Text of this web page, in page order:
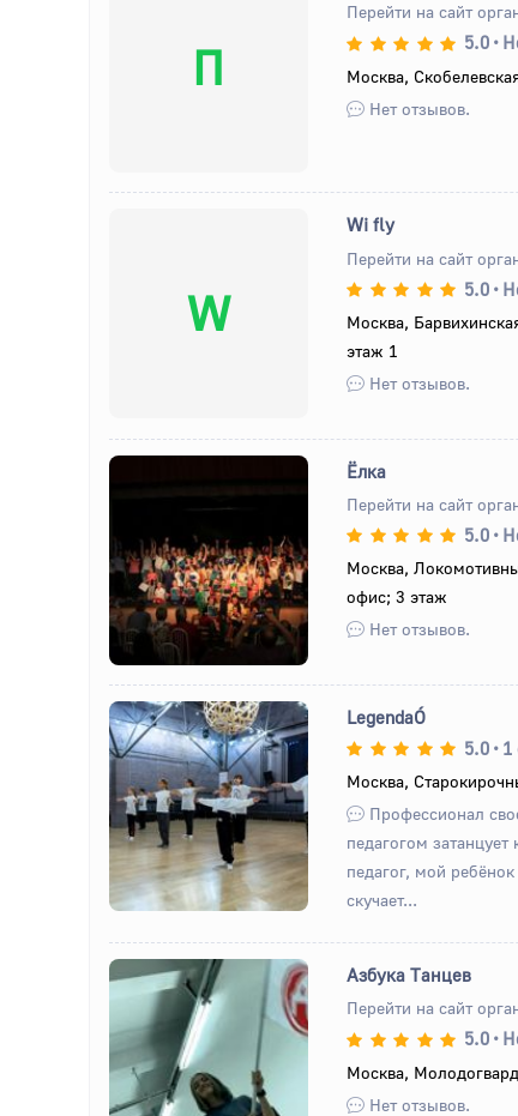
П
Перейти на сайт
5.0 •
Москва,
Нет отзывов.
W
Wi fly
Перейти на сайт
5.0 •
Москва,
этаж 1
Нет отзывов.
Назад Вперед
Ёлка
Перейти на сайт
5.0 •
Москва,
офис; 3 этаж
Нет отзывов.
Назад Вперед
LegendaÓ
5.0 • 1
Москва,
Профессионал
педагогом
педагог, мой
скучает...
Назад
Азбука Танцев
Перейти на сайт
5.0 •
Москва,
Нет отзывов.